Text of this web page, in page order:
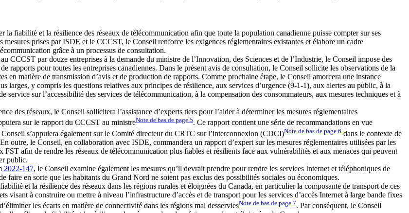
la fiabilité et la résilience des réseaux de télécommunication afin que toute la population canadienne puisse compter sur ses
prises par ISDE et le CCCST, le Conseil renforce les exigences réglementaires existantes et élabore un cadre
grâce à un processus de consultation.
CCCST par douze entreprises à la demande du ministre de l’Innovation, des Sciences et de l’Industrie, le Conseil impose des
rapports pour toutes les entreprises canadiennes. Dans le présent avis de consultation, le Conseil sollicite les observations de la
en matière de transmission d’avis et de production de rapports. Comme prochaine étape, le Conseil amorcera une instance
larges, y compris les questions relatives aux principes de résilience, aux services d’urgence (9-1-1), aux alertes au public, à la
sur l’accessibilité des services de télécommunication, à la compensation des consommateurs, aux mesures techniques et à
des réseaux, le Conseil sollicitera l’assistance d’experts tiers pour l’aider à déterminer les mesures réglementaires
sur le rapport du CCCST au ministreNote de bas de page 5. Ce rapport contient une série de recommandations en vue
s’appuiera également sur le Comité directeur du CRTC sur l’interconnexion (CDCI)Note de bas de page 6 dans le contexte de
outre, le Conseil, en collaboration avec ISDE, commandera un rapport d’expert sur les mesures réglementaires utilisées par les
afin de rendre les réseaux de télécommunication plus fiables et résilients face aux vulnérabilités et aux menaces qui peuvent
public.
2022-147, le Conseil examine également les mesures qu’il devrait prendre pour rendre les services Internet et téléphoniques de
en sorte que les habitants du Grand Nord ne soient pas exclus des possibilités sociales ou économiques.
et la résilience des réseaux dans les régions rurales et éloignées du Canada, en particulier la composante de transport de ces
visant à construire ou mettre à niveau l’infrastructure d’accès et de transport pour les services d’accès Internet à large bande fixes
les écarts en matière de connectivité dans les régions mal desserviesNote de bas de page 7. Par conséquent, le Conseil